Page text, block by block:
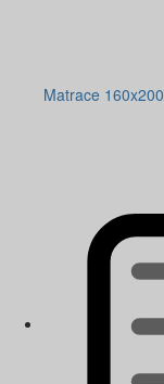
Matrace 160x200